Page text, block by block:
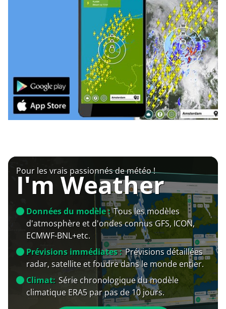
Pour les vrais passionnés de météo !
I'm Weather
Données du modèle : Tous les modèles
d'atmosphère et d'ondes connus GFS, ICON,
ECMWF-BNL+etc.
Prévisions immédiates : Prévisions détaillées
radar, satellite et foudre dans le monde entier.
Climat: Série chronologique du modèle
climatique ERA5 par pas de 10 jours.